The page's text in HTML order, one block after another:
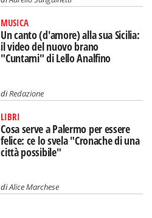
MUSICA
Un canto (d'amore) alla sua Sicilia:
il video del nuovo brano
"Cuntami" di Lello Analfino
diRedazione
LIBRI
Cosa serve a Palermo per essere
felice: ce lo svela "Cronache di una
città possibile"
diAlice Marchese